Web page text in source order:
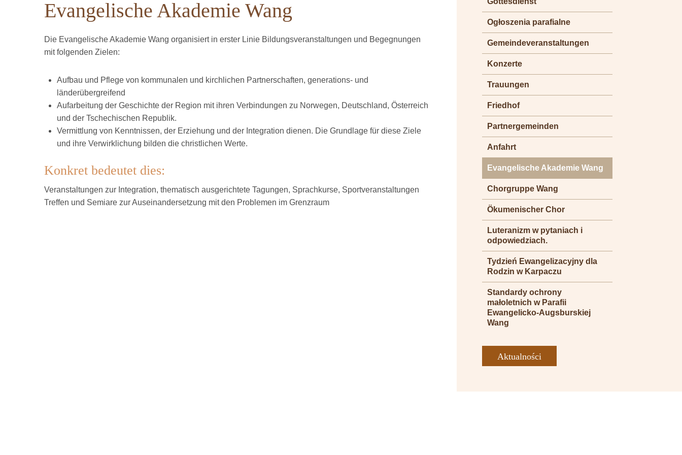
Evangelische Akademie Wang
Die Evangelische Akademie Wang organisiert in erster Linie Bildungsveranstaltungen und Begegnungen
mit folgenden Zielen:
Aufbau und Pflege von kommunalen und kirchlichen Partnerschaften, generations- und
länderübergreifend
Aufarbeitung der Geschichte der Region mit ihren Verbindungen zu Norwegen, Deutschland, Österreich
und der Tschechischen Republik.
Vermittlung von Kenntnissen, der Erziehung und der Integration dienen. Die Grundlage für diese Ziele
und ihre Verwirklichung bilden die christlichen Werte.
Konkret bedeutet dies:
Veranstaltungen zur Integration, thematisch ausgerichtete Tagungen, Sprachkurse, Sportveranstaltungen
Treffen und Semiare zur Auseinandersetzung mit den Problemen im Grenzraum
Ogłoszenia parafialne
Gemeindeveranstaltungen
Konzerte
Trauungen
Friedhof
Partnergemeinden
Anfahrt
Evangelische Akademie Wang
Chorgruppe Wang
Ökumenischer Chor
Luteranizm w pytaniach i
odpowiedziach.
Tydzień Ewangelizacyjny dla
Rodzin w Karpaczu
Standardy ochrony
małoletnich w Parafii
Ewangelicko-Augsburskiej
Wang
Aktualności